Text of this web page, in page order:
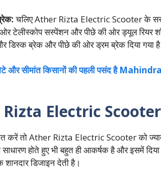
चलिए Ather Rizta Electric Scooter के
टेलीस्कोप सस्पेंशन और पीछे की ओर ड्यूल रियर
डिस्क ब्रेक और पीछे की ओर ड्रम ब्रेक दिया गया
और सीमांत किसानों की पहली पसंद है
Electric
करें तो Ather Rizta Electric Scooter को
साधारण होते हुए भी बहुत ही आकर्षक है और इसमें
डिजाइन देती है।